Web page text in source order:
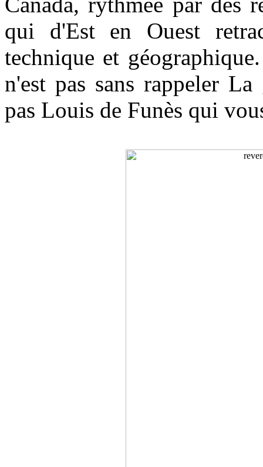
qui d'Est en Ouest
technique et
n'est pas sans rappeler
pas Louis de Funès qui